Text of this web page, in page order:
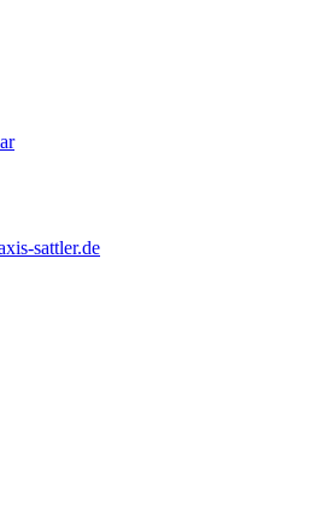
sattler.de